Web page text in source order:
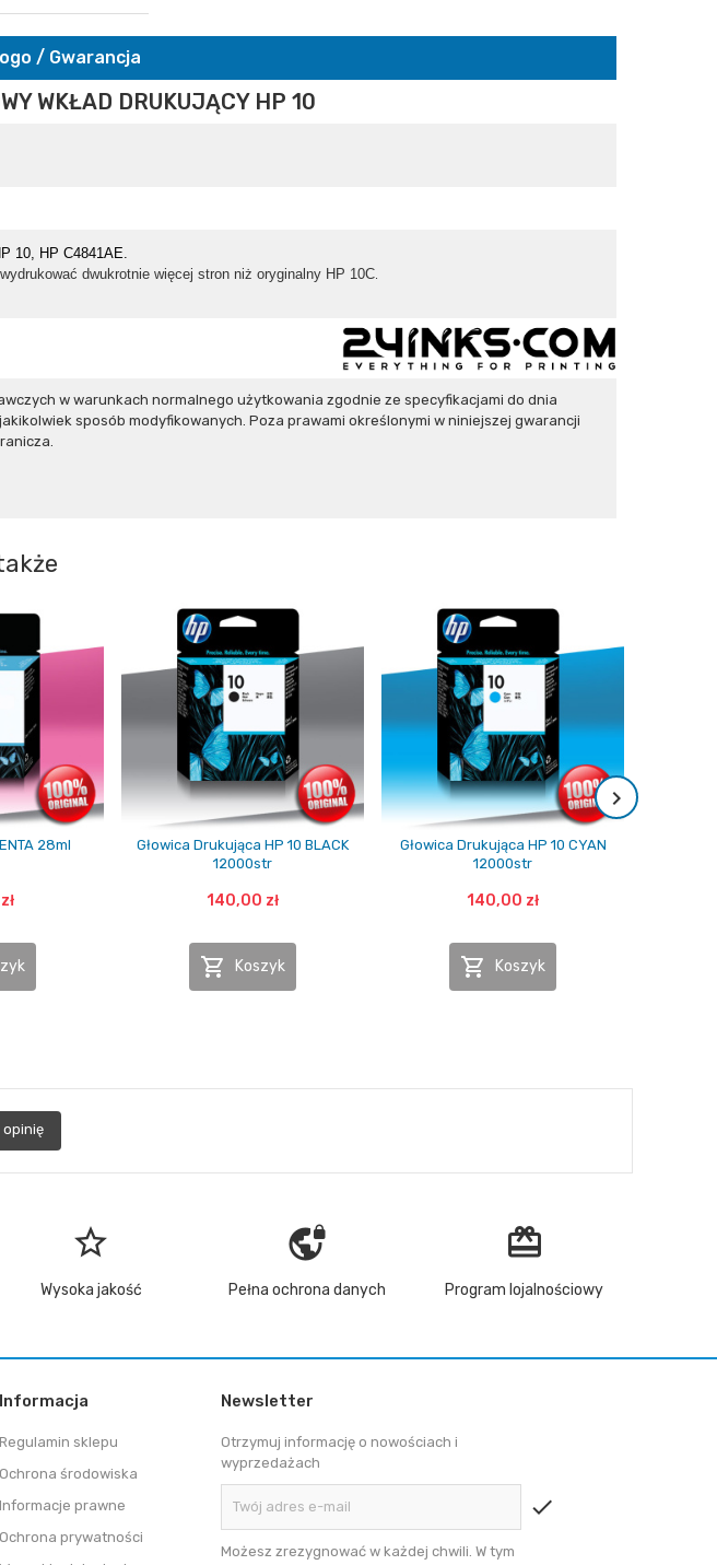
/ Gwarancja
WKŁAD DRUKUJĄCY HP 10
10, HP C4841AE.
dwukrotnie więcej stron niż oryginalny HP 10C
w warunkach normalnego użytkowania zgodnie ze specyfikacjami do dnia
sposób modyfikowanych. Poza prawami określonymi w niniejszej gwarancji
28ml
Głowica Drukująca HP 10 BLACK
12000str
140,00 zł
 Koszyk
Głowica Drukująca HP 10 CYAN
12000str
140,00 zł
 Koszyk
opinię
star_border
Wysoka jakość
vpn_lock
Pełna ochrona danych
redeem
Program lojalnościowy
Informacja
Regulamin sklepu
Ochrona środowiska
Informacje prawne
Ochrona prywatności
Newsletter
Otrzymuj informację o nowościach i
wyprzedażach
check
Możesz zrezygnować w każdej chwili. W tym